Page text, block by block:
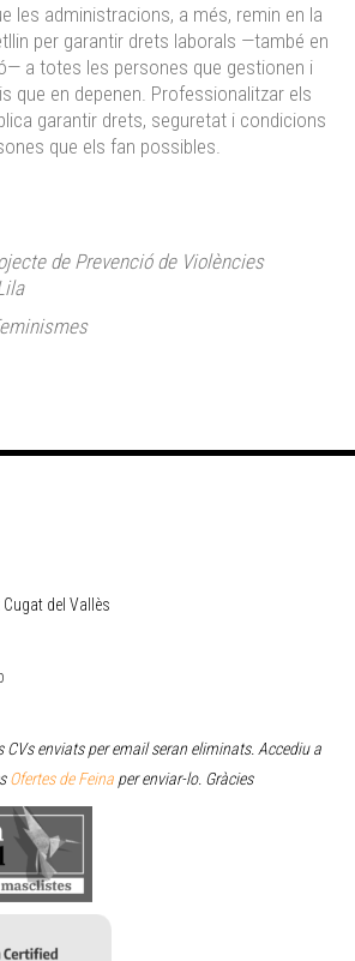
les administracions, a més, remin en la
per garantir drets laborals —també en
a totes les persones que gestionen i
que en depenen. Professionalitzar els
garantir drets, seguretat i condicions
que els fan possibles.
de Prevenció de Violències
del Vallès
CVs enviats per email seran eliminats. Accediu a
Ofertes de Feina per enviar-lo. Gràcies